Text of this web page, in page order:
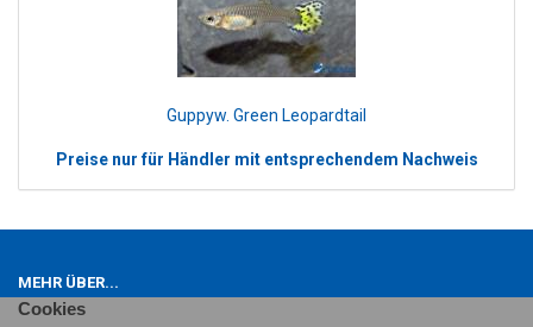
Cookies
Guppyw. Green Leopardtail
Preise nur für Händler mit entsprechendem Nachweis
MEHR ÜBER...
Impressum